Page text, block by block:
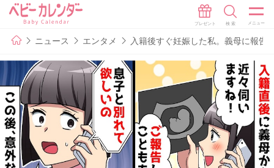
ニュース エンタメ 入籍後すぐ妊娠した私。義母に報告